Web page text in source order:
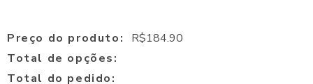
Preço do produto: R$184.90
Total de opções:
Total do pedido: